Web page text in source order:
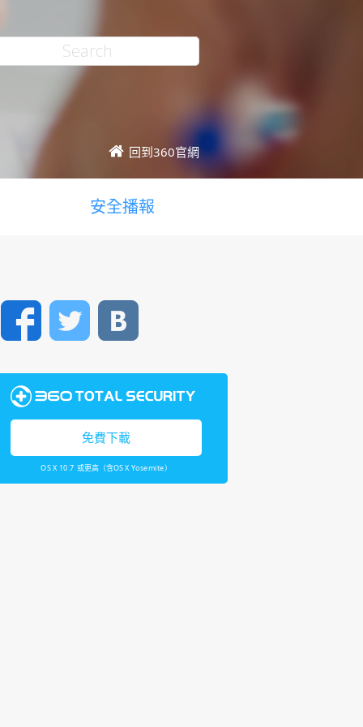
回到360官網
安全播報
FacebookTwitter
免費下載
OS X 10.7 或更高（含OS X Yosemite）